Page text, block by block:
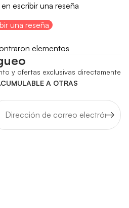
escribir una reseña
una reseña
elementos
y ofertas exclusivas directamente
A OTRAS